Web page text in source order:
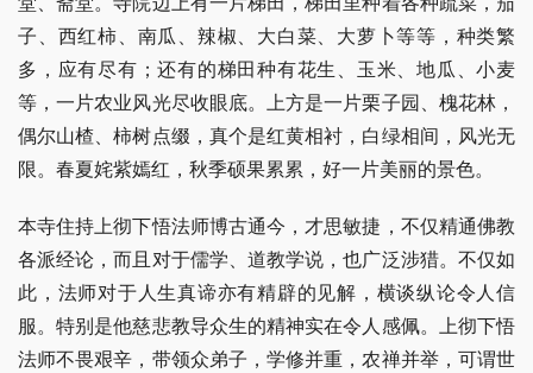
子、西红柿、南瓜、辣椒、大白菜、大萝卜等等，种类繁
多，应有尽有；还有的梯田种有花生、玉米、地瓜、小麦
等，一片农业风光尽收眼底。上方是一片栗子园、槐花林，
偶尔山楂、柿树点缀，真个是红黄相衬，白绿相间，风光无
限。春夏姹紫嫣红，秋季硕果累累，好一片美丽的景色。
本寺住持上彻下悟法师博古通今，才思敏捷，不仅精通佛教
各派经论，而且对于儒学、道教学说，也广泛涉猎。不仅如
此，法师对于人生真谛亦有精辟的见解，横谈纵论令人信
服。特别是他慈悲教导众生的精神实在令人感佩。上彻下悟
法师不畏艰辛，带领众弟子，学修并重，农禅并举，可谓世